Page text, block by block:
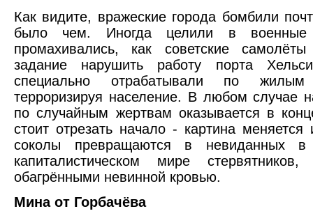
Как видите, вражеские города бомбили
было чем. Иногда целили в
промахивались, как советские
задание нарушить работу порта
специально отрабатывали по жилым
терроризируя население. В любом случае
по случайным жертвам оказывается в
стоит отрезать начало - картина меняется
соколы превращаются в невиданных в
капиталистическом мире
обагрёнными невинной кровью.
Мина от Горбачёва